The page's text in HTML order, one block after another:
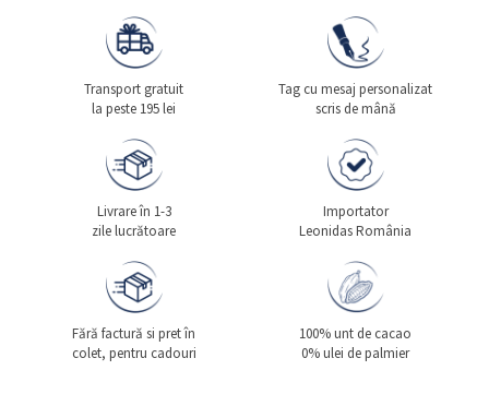
Transport gratuit
la peste 195 lei
Tag cu mesaj personalizat
scris de mână
Livrare în 1-3
zile lucrătoare
Importator
Leonidas România
Fără factură si pret în
colet, pentru cadouri
100% unt de cacao
0% ulei de palmier